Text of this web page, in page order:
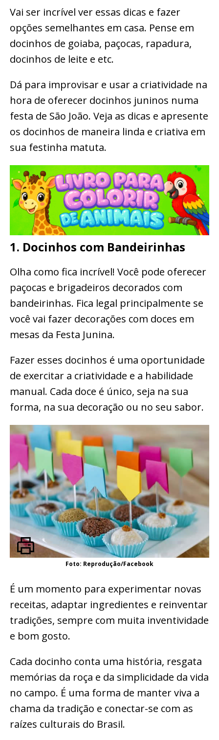
Vai ser incrível ver essas dicas e fazer
opções semelhantes em casa. Pense em
docinhos de goiaba, paçocas, rapadura,
docinhos de leite e etc.
Dá para improvisar e usar a criatividade na
hora de oferecer docinhos juninos numa
festa de São João. Veja as dicas e apresente
os docinhos de maneira linda e criativa em
sua festinha matuta.
1. Docinhos com Bandeirinhas
Olha como fica incrível! Você pode oferecer
paçocas e brigadeiros decorados com
bandeirinhas. Fica legal principalmente se
você vai fazer decorações com doces em
mesas da Festa Junina.
Fazer esses docinhos é uma oportunidade
de exercitar a criatividade e a habilidade
manual. Cada doce é único, seja na sua
forma, na sua decoração ou no seu sabor.
Foto: Reprodução/Facebook
É um momento para experimentar novas
receitas, adaptar ingredientes e reinventar
tradições, sempre com muita inventividade
e bom gosto.
Cada docinho conta uma história, resgata
memórias da roça e da simplicidade da vida
no campo. É uma forma de manter viva a
chama da tradição e conectar-se com as
raízes culturais do Brasil.